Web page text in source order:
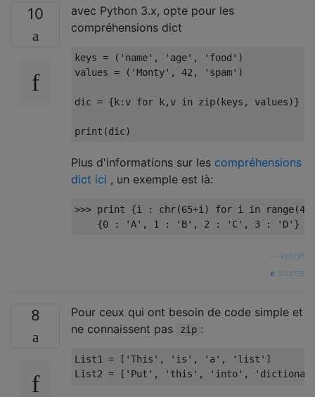
10
avec Python 3.x, opte pour les
compréhensions dict
keys = ( 'name' , 'age' , 'food' )
values = ( 'Monty' , 42 , 'spam' )
dic = { k: v for k, v in zip( keys , values)}
print (dic)
Plus d'informations sur les compréhensions
dict ici , un exemple est là:
>>> print {i : chr(65+i ) for i in range(4
{0 : 'A' , 1 : 'B' , 2 : 'C' , 3 : 'D' }
kiriloff
source
8
Pour ceux qui ont besoin de code simple et
ne connaissent pas
zip :
List1 = [ 'This' , 'is' , 'a' , 'list' ]
List2 = [ 'Put' , 'this' , 'into' ,